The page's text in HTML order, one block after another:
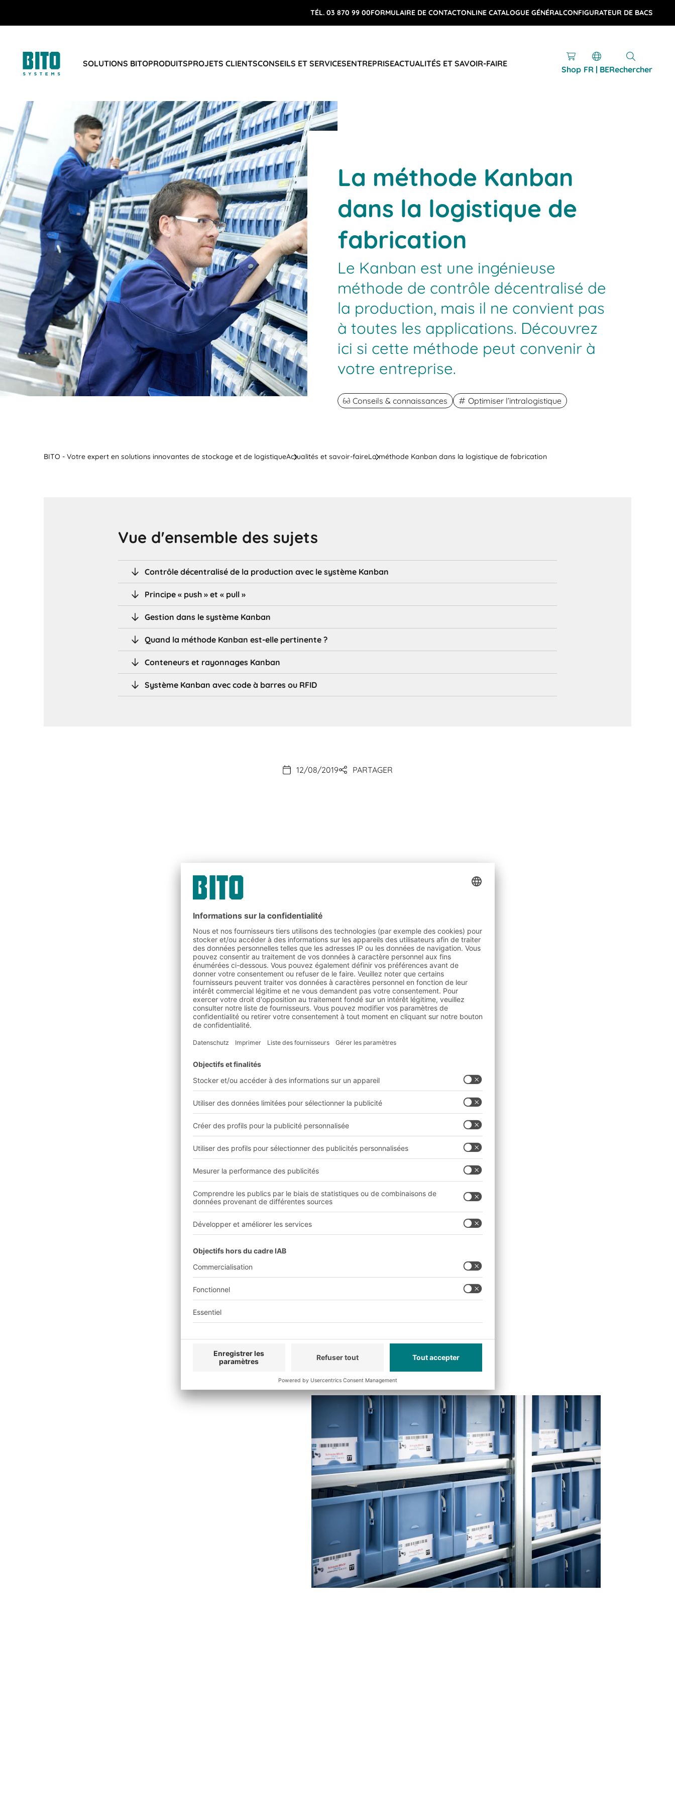
TÉL. 03 870 99 00FORMULAIRE DE CONTACTONLINE CATALOGUE GÉNÉRALCONFIGURATEUR DE BACS
SOLUTIONS BITOPRODUITSPROJETS CLIENTSCONSEILS ET SERVICESENTREPRISEACTUALITÉS ET SAVOIR-FAIRE
Shop FR | BERechercher
La méthode Kanban
dans la logistique de
fabrication
Le Kanban est une ingénieuse
méthode de contrôle décentralisé de
la production, mais il ne convient pas
à toutes les applications. Découvrez
ici si cette méthode peut convenir à
votre entreprise.
Conseils & connaissances Optimiser l’intralogistique
BITO - Votre expert en solutions innovantes de stockage et de logistiqueActualités et savoir-faireLa méthode Kanban dans la logistique de fabrication
Vue d'ensemble des sujets
Contrôle décentralisé de la production avec le système Kanban
Principe « push » et « pull »
Gestion dans le système Kanban
Quand la méthode Kanban est-elle pertinente ?
Conteneurs et rayonnages Kanban
Système Kanban avec code à barres ou RFID
12/08/2019 PARTAGER